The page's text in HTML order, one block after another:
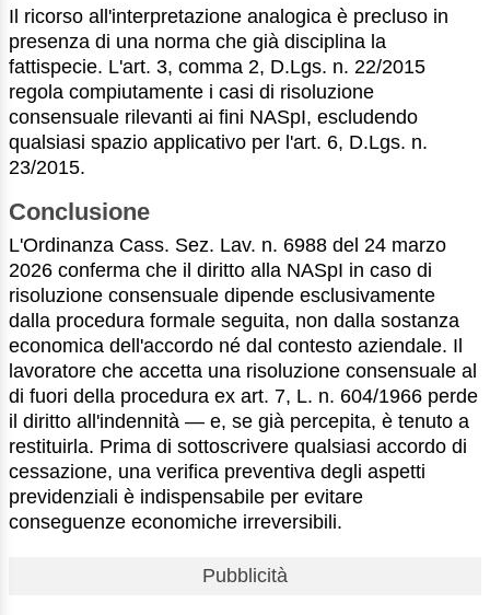
Il ricorso all'interpretazione analogica è precluso in
presenza di una norma che già disciplina la
fattispecie. L'art. 3, comma 2, D.Lgs. n. 22/2015
regola compiutamente i casi di risoluzione
consensuale rilevanti ai fini NASpI, escludendo
qualsiasi spazio applicativo per l'art. 6, D.Lgs. n.
23/2015.
Conclusione
L'Ordinanza Cass. Sez. Lav. n. 6988 del 24 marzo
2026 conferma che il diritto alla NASpI in caso di
risoluzione consensuale dipende esclusivamente
dalla procedura formale seguita, non dalla sostanza
economica dell'accordo né dal contesto aziendale. Il
lavoratore che accetta una risoluzione consensuale al
di fuori della procedura ex art. 7, L. n. 604/1966 perde
il diritto all'indennità — e, se già percepita, è tenuto a
restituirla. Prima di sottoscrivere qualsiasi accordo di
cessazione, una verifica preventiva degli aspetti
previdenziali è indispensabile per evitare
conseguenze economiche irreversibili.
Pubblicità